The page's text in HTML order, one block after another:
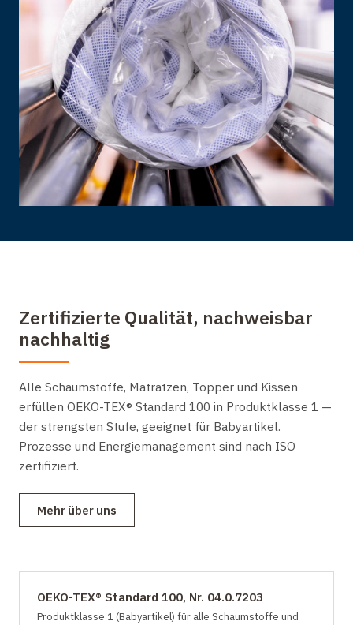
Zertifizierte Qualität, nachweisbar
nachhaltig
Alle Schaumstoffe, Matratzen, Topper und Kissen
erfüllen OEKO-TEX® Standard 100 in Produktklasse 1 —
der strengsten Stufe, geeignet für Babyartikel.
Prozesse und Energiemanagement sind nach ISO
zertifiziert.
Mehr über uns
OEKO-TEX® Standard 100, Nr. 04.0.7203
Produktklasse 1 (Babyartikel) für alle Schaumstoffe und